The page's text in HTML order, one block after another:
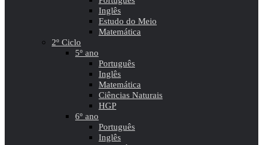
Inglês
Estudo do Meio
Matemática
2º Ciclo
5º ano
Português
Inglês
Matemática
Ciências Naturais
HGP
6º ano
Português
Inglês